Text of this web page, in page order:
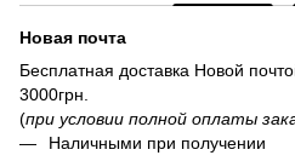
Новая почта
Бесплатная доставка Новой
3000грн.
(при условии полной оплаты
Наличными при получении